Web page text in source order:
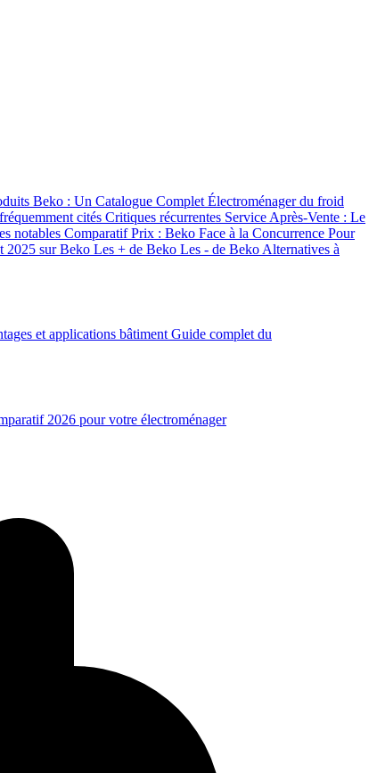
Beko : Un Catalogue Complet Électroménager du froid
cités Critiques récurrentes Service Après-Vente : Le
notables Comparatif Prix : Beko Face à la Concurrence Pour
2025 sur Beko Les + de Beko Les - de Beko Alternatives à
et applications bâtiment Guide complet du
2026 pour votre électroménager